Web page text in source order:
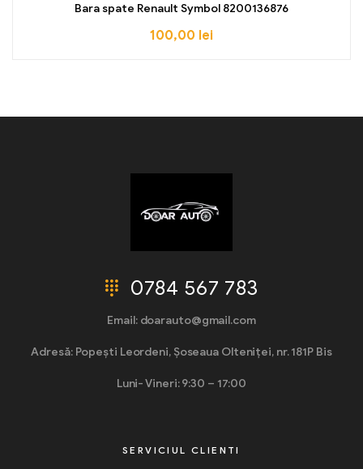
Bara spate Renault Symbol 8200136876
100,00 lei
0784 567 783
Email: doarauto@gmail.com
Adresă: Popești Leordeni, Șoseaua Olteniței, nr. 181P Bis
Luni- Vineri: 9:30 – 17:00
SERVICIUL CLIENTI